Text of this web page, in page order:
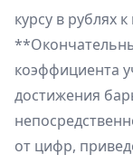
курсу в рублях
коэффициента
достижения
от цифр,